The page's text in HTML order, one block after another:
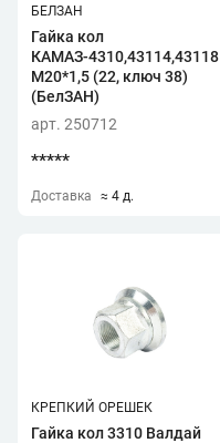
БЕЛЗАН
Гайка кол
КАМАЗ-4310,43114,43118
М20*1,5 (22, ключ 38)
(БелЗАН)
арт. 250712
*****
Доставка ≈ 4 д.
КРЕПКИЙ ОРЕШЕК
Гайка кол 3310 Валдай